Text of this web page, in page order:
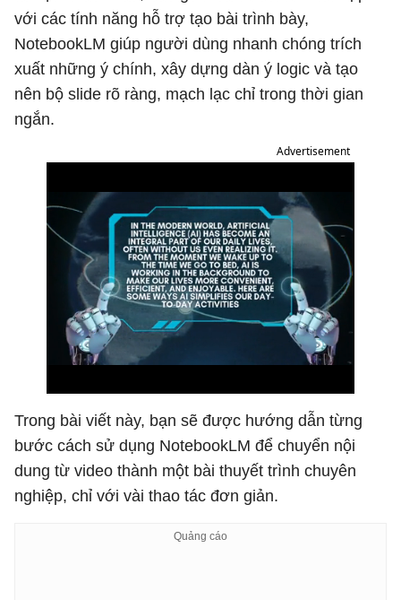
với các tính năng hỗ trợ tạo bài trình bày,
NotebookLM giúp người dùng nhanh chóng trích
xuất những ý chính, xây dựng dàn ý logic và tạo
nên bộ slide rõ ràng, mạch lạc chỉ trong thời gian
ngắn.
Advertisement
Trong bài viết này, bạn sẽ được hướng dẫn từng
bước cách sử dụng NotebookLM để chuyển nội
dung từ video thành một bài thuyết trình chuyên
nghiệp, chỉ với vài thao tác đơn giản.